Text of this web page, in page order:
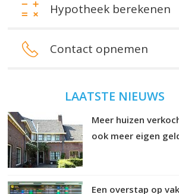
Hypotheek berekenen
Contact opnemen
LAATSTE NIEUWS
Meer huizen
ook meer eigen
Een overstap op